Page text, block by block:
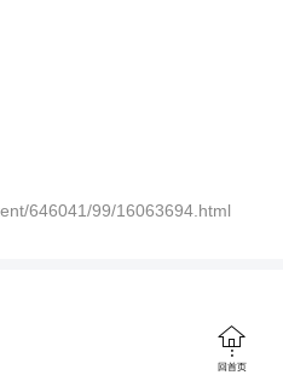
646041/99/16063694.html

回首页